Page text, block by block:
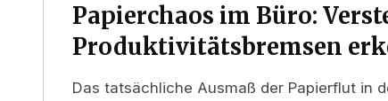
Papierchaos im Büro:
Produktivitätsbremsen
Das tatsächliche Ausmaß der Papierflut in